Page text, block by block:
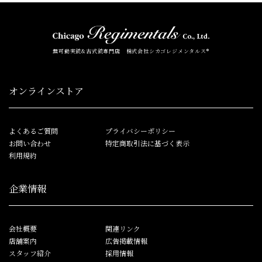
無可動実銃&古式銃専門店 株式会社シカゴレジメンタルス®
オンラインストア
よくあるご質問
お問い合わせ
利用規約
プライバシーポリシー
特定商取引法に基づく表示
企業情報
会社概要
店舗案内
スタッフ紹介
関連リンク
広告掲載情報
採用情報